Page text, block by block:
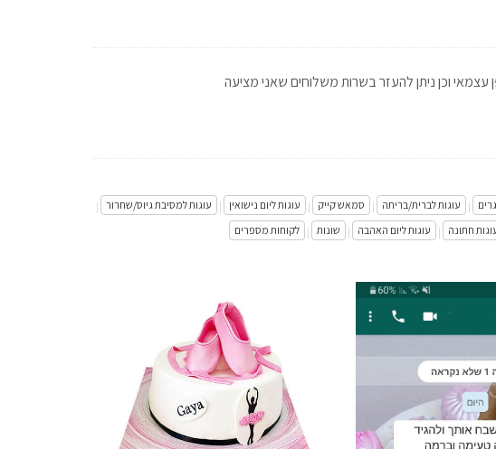
עצמאי וכן ניתן להעזר בשרות משלוחים שאני מציעה
| עוגות לברית/בריתה | סמאש קייק | עוגות ליום נישואין | עוגות למסיבת גיוס/שחרור
|
חתונה | עוגות ליום האהבה | שונות | לקוחות מספרים
עוגת בלרינה עם נעלי בלט מפוסלות מבצק סוכר
פרטים נוספים